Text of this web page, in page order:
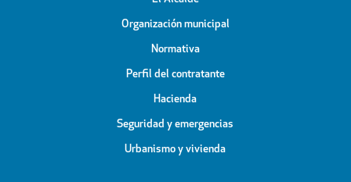
Organización municipal
Normativa
Perfil del contratante
Hacienda
Seguridad y emergencias
Urbanismo y vivienda